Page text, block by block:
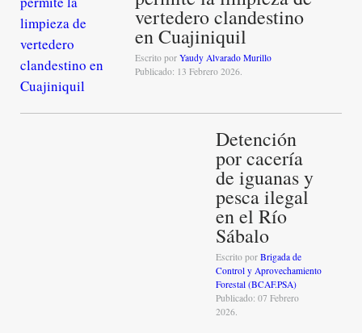
vertedero clandestino
en Cuajiniquil
Escrito por Yaudy Alvarado Murillo
Publicado: 13 Febrero 2026.
Detención
por cacería
de iguanas y
pesca ilegal
en el Río
Sábalo
Escrito por Brigada de
Control y Aprovechamiento
Forestal (BCAF.PSA)
Publicado: 07 Febrero
2026.